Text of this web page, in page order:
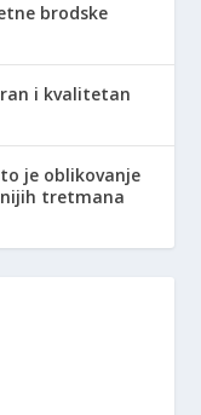
brodske
i kvalitetan
je oblikovanje
tretmana